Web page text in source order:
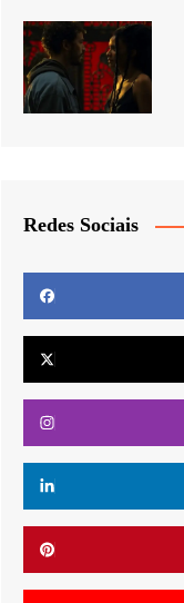
Redes Sociais